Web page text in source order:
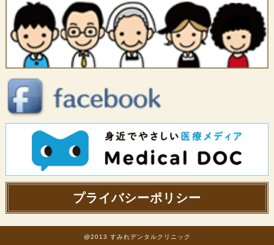
プライバシーポリシー
@2013 すみれデンタルクリニック